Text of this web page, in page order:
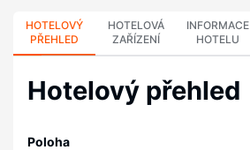
HOTELOVÝ
PŘEHLED
HOTELOVÁ
ZAŘÍZENÍ
INFORMACE
HOTELU
Hotelový přehled
Poloha